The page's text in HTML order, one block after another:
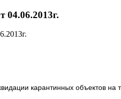
04.06.2013г.
карантинных объектов на